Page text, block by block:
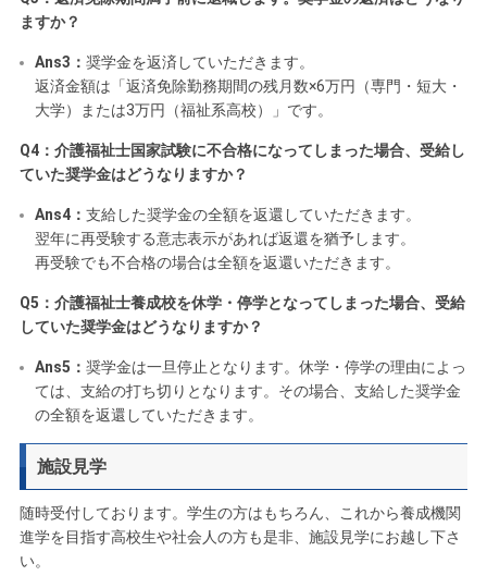
ますか？
Ans3： 奨学金を返済していただきます。
返済金額は「返済免除勤務期間の残月数×6万円（専門・短大・
大学）または3万円（福祉系高校）」です。
Q4：介護福祉士国家試験に不合格になってしまった場合、受給し
ていた奨学金はどうなりますか？
Ans4： 支給した奨学金の全額を返還していただきます。
翌年に再受験する意志表示があれば返還を猶予します。
再受験でも不合格の場合は全額を返還いただきます。
Q5：介護福祉士養成校を休学・停学となってしまった場合、受給
していた奨学金はどうなりますか？
Ans5： 奨学金は一旦停止となります。休学・停学の理由によっ
ては、支給の打ち切りとなります。その場合、支給した奨学金
の全額を返還していただきます。
施設見学
随時受付しております。学生の方はもちろん、これから養成機関
進学を目指す高校生や社会人の方も是非、施設見学にお越し下さ
い。